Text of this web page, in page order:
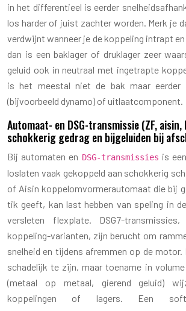
in het differentieel is eerder
los harder of juist zachter worden. Merk je
verdwijnt wanneer je de koppeling intrapt
dan is een baklager of druklager zeer
geluid ook in neutraal met ingetrapte
is het meestal niet de bak maar eerder
(bijvoorbeeld dynamo) of uitlaatcomponent.
Automaat- en DSG-transmissie (ZF, aisin,
schokkerig gedrag en bijgeluiden bij
Bij automaten en DSG-transmissies is
loslaten vaak gekoppeld aan schokkerig
of Aisin koppelomvormerautomaat die bij
tik geeft, kan last hebben van speling in
versleten flexplate. DSG7-
koppeling-varianten, zijn berucht om
snelheid en tijdens afremmen op de
schadelijk te zijn, maar toename in
(metaal op metaal, gierend geluid)
koppelingen of lagers. Een